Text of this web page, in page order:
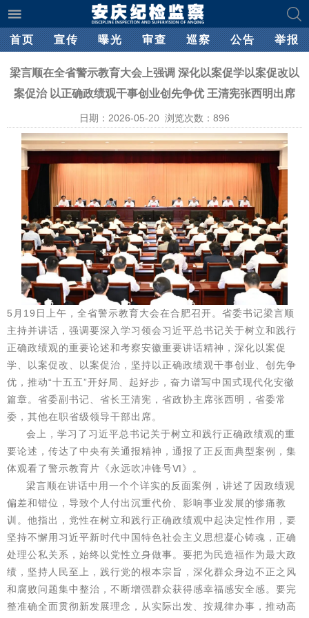
首页 宣传 曝光 审查 巡察 公告 举报
梁言顺在全省警示教育大会上强调 深化以案促学以案促改以
案促治 以正确政绩观干事创业创先争优 王清宪张西明出席
日期：2026-05-20 浏览次数： 896
5月19日上午，全省警示教育大会在合肥召开。省委书记梁言顺
主持并讲话，强调要深入学习领会习近平总书记关于树立和践行
正确政绩观的重要论述和考察安徽重要讲话精神，深化以案促
学、以案促改、以案促治，坚持以正确政绩观干事创业、创先争
优，推动“十五五”开好局、起好步，奋力谱写中国式现代化安徽
篇章。省委副书记、省长王清宪，省政协主席张西明，省委常
委，其他在职省级领导干部出席。
会上，学习了习近平总书记关于树立和践行正确政绩观的重
要论述，传达了中央有关通报精神，通报了正反面典型案例，集
体观看了警示教育片《永远吹冲锋号Ⅵ》。
梁言顺在讲话中用一个个详实的反面案例，讲述了因政绩观
偏差和错位，导致个人付出沉重代价、影响事业发展的惨痛教
训。他指出，党性在树立和践行正确政绩观中起决定性作用，要
坚持不懈用习近平新时代中国特色社会主义思想凝心铸魂，正确
处理公私关系，始终以党性立身做事。要把为民造福作为最大政
绩，坚持人民至上，践行党的根本宗旨，深化群众身边不正之风
和腐败问题集中整治，不断增强群众获得感幸福感安全感。要完
整准确全面贯彻新发展理念，从实际出发、按规律办事，推动高